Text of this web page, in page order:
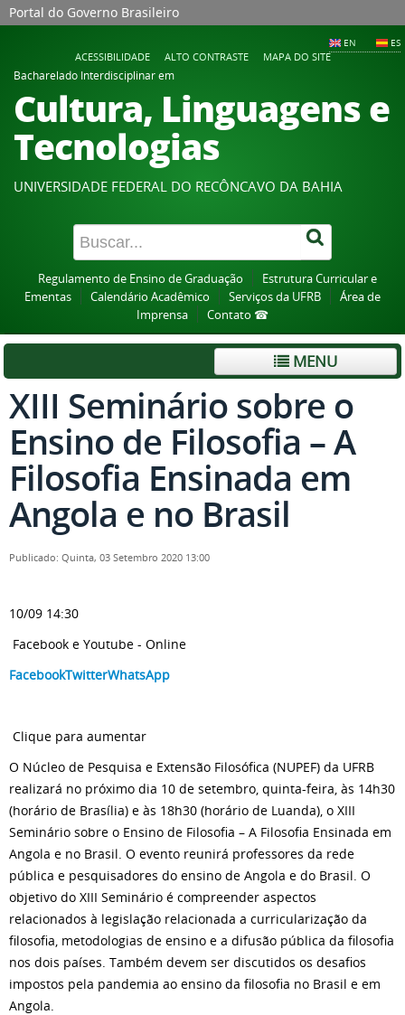
Portal do Governo Brasileiro
EN ES
ACESSIBILIDADE ALTO CONTRASTE
MAPA DO SITE
Bacharelado Interdisciplinar em
Cultura, Linguagens e
Tecnologias
UNIVERSIDADE FEDERAL DO RECÔNCAVO DA BAHIA
Regulamento de Ensino de Graduação
Estrutura Curricular e
Ementas
Calendário Acadêmico Serviços da UFRB
Área de
Imprensa
Contato ☎
MENU
XIII Seminário sobre o
Ensino de Filosofia – A
Filosofia Ensinada em
Angola e no Brasil
Publicado: Quinta, 03 Setembro 2020 13:00
10/09 14:30
Facebook e Youtube - Online
FacebookTwitterWhatsApp
Clique para aumentar
O Núcleo de Pesquisa e Extensão Filosófica (NUPEF) da UFRB
realizará no próximo dia 10 de setembro, quinta-feira, às 14h30
(horário de Brasília) e às 18h30 (horário de Luanda), o XIII
Seminário sobre o Ensino de Filosofia – A Filosofia Ensinada em
Angola e no Brasil. O evento reunirá professores da rede
pública e pesquisadores do ensino de Angola e do Brasil. O
objetivo do XIII Seminário é compreender aspectos
relacionados à legislação relacionada a curricularização da
filosofia, metodologias de ensino e a difusão pública da filosofia
nos dois países. Também devem ser discutidos os desafios
impostos pela pandemia ao ensino da filosofia no Brasil e em
Angola.